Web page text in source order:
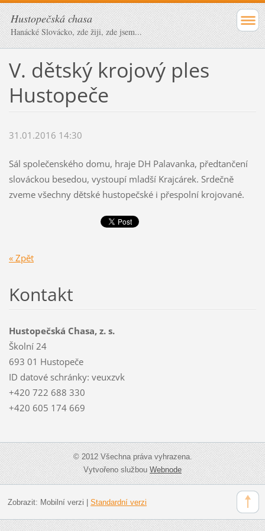
Hustopečská chasa
Hanácké Slovácko, zde žiji, zde jsem...
V. dětský krojový ples
Hustopeče
31.01.2016 14:30
Sál společenského domu, hraje DH Palavanka, předtančení
slováckou besedou, vystoupí mladší Krajcárek. Srdečně
zveme všechny dětské hustopečské i přespolní krojované.
« Zpět
Kontakt
Hustopečská Chasa, z. s.
Školní 24
693 01 Hustopeče
ID datové schránky: veuxzvk
+420 722 688 330
+420 605 174 669
© 2012 Všechna práva vyhrazena.
Vytvořeno službouWebnode
Zobrazit: Mobilní verzi Standardní verzi